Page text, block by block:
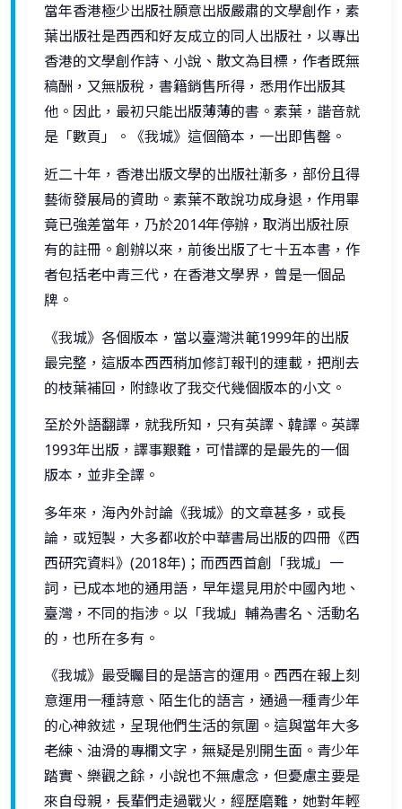
當年香港極少出版社願意出版嚴肅的文學創作，素
葉出版社是西西和好友成立的同人出版社，以專出
香港的文學創作詩、小說、散文為目標，作者既無
稿酬，又無版稅，書籍銷售所得，悉用作出版其
他。因此，最初只能出版薄薄的書。素葉，諧音就
是「數頁」。《我城》這個簡本，一出即售罄。
近二十年，香港出版文學的出版社漸多，部份且得
藝術發展局的資助。素葉不敢說功成身退，作用畢
竟已強差當年，乃於2014年停辦，取消出版社原
有的註冊。創辦以來，前後出版了七十五本書，作
者包括老中青三代，在香港文學界，曾是一個品
牌。
《我城》各個版本，當以臺灣洪範1999年的出版
最完整，這版本西西稍加修訂報刊的連載，把削去
的枝葉補回，附錄收了我交代幾個版本的小文。
至於外語翻譯，就我所知，只有英譯、韓譯。英譯
1993年出版，譯事艱難，可惜譯的是最先的一個
版本，並非全譯。
多年來，海內外討論《我城》的文章甚多，或長
論，或短製，大多都收於中華書局出版的四冊《西
西研究資料》(2018年)；而西西首創「我城」一
詞，已成本地的通用語，早年還見用於中國內地、
臺灣，不同的指涉。以「我城」輔為書名、活動名
的，也所在多有。
《我城》最受矚目的是語言的運用。西西在報上刻
意運用一種詩意、陌生化的語言，通過一種青少年
的心神敘述，呈現他們生活的氛圍。這與當年大多
老練、油滑的專欄文字，無疑是別開生面。青少年
踏實、樂觀之餘，小說也不無慮念，但憂慮主要是
來自母親，長輩們走過戰火，經歷磨難，她對年輕